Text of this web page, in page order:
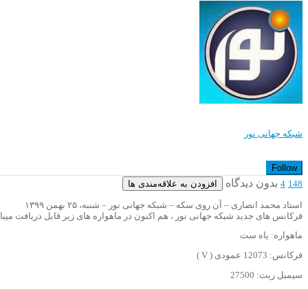
شبکه جهانی نور
Follow
148
4 بدون دیدگاه افزودن به علاقه‌مندی ها
استاد محمد انصاری – آن روی سکه – شبکه جهانی نور – شنبه، ۲۵ بهمن ۱۳۹۹
فرکانس های جدید شبکه جهانی نور ، هم اکنون در ماهواره های زیر قابل دریافت
ماهواره: یاه ست
فرکانس: 12073 عمودی ( V )
سیمبل ریت: 27500